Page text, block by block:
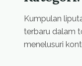
Kumpulan
terbaru dalam
menelusuri